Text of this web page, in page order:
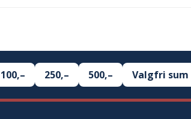
100,– 250,– 500,– Valgfri sum